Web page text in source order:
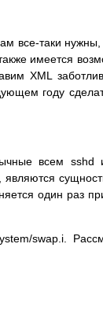
все-таки нужны,
имеется
XML
году
всем sshd
один раз
swap.i.